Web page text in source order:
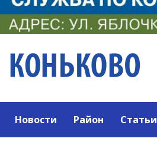
Новости Район Статьи